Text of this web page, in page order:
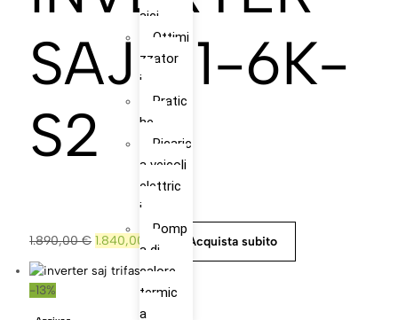
aici
Ottimi
zzator
i
Pratic
he
Ricaric
a veicoli
elettric
i
Pomp
a di
calore
termic
a
SAJ H1-6K-
S2
1.890,00€ 1.840,00 Acquista subito
-13%